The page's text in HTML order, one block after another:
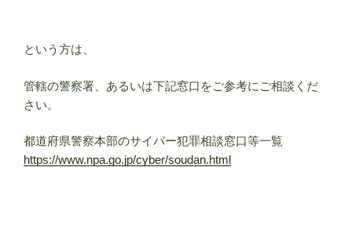
という方は、
管轄の警察署、あるいは下記窓口をご参考にご相談くだ
さい。
都道府県警察本部のサイバー犯罪相談窓口等一覧
https://www.npa.go.jp/cyber/soudan.html